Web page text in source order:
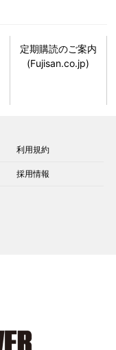
定期購読のご案内
(Fujisan.co.jp)
利用規約
採用情報